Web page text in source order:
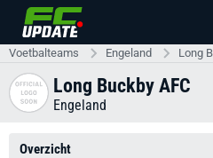
Voetbalteams Engeland Long
Long Buckby AFC
Engeland
Overzicht